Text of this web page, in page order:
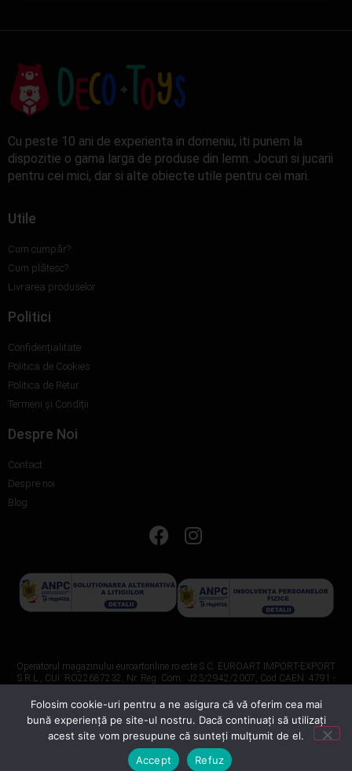
Cu peste 10 ani de experienta in domeniu, iti punem la
dispozitie o gama larga de produse din lemn. Jocuri si jucarii
pentru cei mici, dar si alte obiecte utile pentru cei mari.
Utile
Cum cumpăr?
Cum plătesc?
Livrarea produselor
Politici
Confidențialitate
Politica de Cookies
Politica de Retur
Termeni și Condiții
Despre Noi
Contact
Despre noi
Blog
Operatorul magazinului euroartonline.ro este S.C. EUROART IMPORT-EXPORT
S.R.L., CUI: RO22687232, Nr. Reg. Com.: J23/2942/2007, Cod CAEN: 4791 -
Servicii de Marketing Digital oferite deballoonline
Folosim cookie-uri pentru a ne asigura că vă oferim cea mai
bună experiență pe site-ul nostru. Dacă continuați să utilizați
acest site vom presupune că sunteți mulțumit de el.
Accept
Refuz